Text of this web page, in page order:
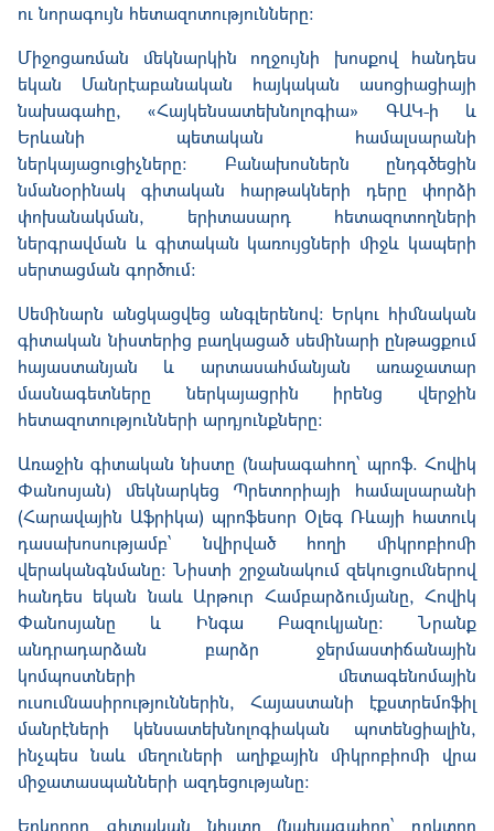
ու նորագույն հետազոտությունները:
Միջոցառման մեկնարկին ողջույնի խոսքով հանդես
եկան Մանրէաբանական հայկական ասոցիացիայի
նախագահը, «Հայկենսատեխնոլոգիա» ԳԱԿ-ի և
Երևանի պետական համալսարանի
ներկայացուցիչները: Բանախոսներն ընդգծեցին
նմանօրինակ գիտական հարթակների դերը փորձի
փոխանակման, երիտասարդ հետազոտողների
ներգրավման և գիտական կառույցների միջև կապերի
սերտացման գործում։
Սեմինարն անցկացվեց անգլերենով: Երկու հիմնական
գիտական նիստերից բաղկացած սեմինարի ընթացքում
հայաստանյան և արտասահմանյան առաջատար
մասնագետները ներկայացրին իրենց վերջին
հետազոտությունների արդյունքները։
Առաջին գիտական նիստը (նախագահող՝ պրոֆ. Հովիկ
Փանոսյան) մեկնարկեց Պրետորիայի համալսարանի
(Հարավային Աֆրիկա) պրոֆեսոր Օլեգ Ռևայի հատուկ
դասախոսությամբ՝ նվիրված հողի միկրոբիոմի
վերականգնմանը: Նիստի շրջանակում զեկուցումներով
հանդես եկան նաև Արթուր Համբարձումյանը, Հովիկ
Փանոսյանը և Ինգա Բազուկյանը։ Նրանք
անդրադարձան բարձր ջերմաստիճանային
կոմպոստների մետագենոմային
ուսումնասիրություններին, Հայաստանի էքստրեմոֆիլ
մանրէների կենսատեխնոլոգիական պոտենցիալին,
ինչպես նաև մեղուների աղիքային միկրոբիոմի վրա
միջատասպանների ազդեցությանը:
Երկրորդ գիտական նիստը (նախագահող՝ դոկտոր